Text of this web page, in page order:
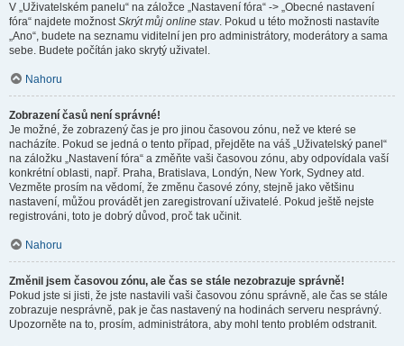
V „Uživatelském panelu“ na záložce „Nastavení fóra“ -> „Obecné nastavení
fóra“ najdete možnostSkrýt můj online stav. Pokud u této možnosti nastavíte
„Ano“, budete na seznamu viditelní jen pro administrátory, moderátory a sama
sebe. Budete počítán jako skrytý uživatel.
Nahoru
Zobrazení časů není správné!
Je možné, že zobrazený čas je pro jinou časovou zónu, než ve které se
nacházíte. Pokud se jedná o tento případ, přejděte na váš „Uživatelský panel“
na záložku „Nastavení fóra“ a změňte vaši časovou zónu, aby odpovídala vaší
konkrétní oblasti, např. Praha, Bratislava, Londýn, New York, Sydney atd.
Vezměte prosím na vědomí, že změnu časové zóny, stejně jako většinu
nastavení, můžou provádět jen zaregistrovaní uživatelé. Pokud ještě nejste
registrováni, toto je dobrý důvod, proč tak učinit.
Nahoru
Změnil jsem časovou zónu, ale čas se stále nezobrazuje správně!
Pokud jste si jisti, že jste nastavili vaši časovou zónu správně, ale čas se stále
zobrazuje nesprávně, pak je čas nastavený na hodinách serveru nesprávný.
Upozorněte na to, prosím, administrátora, aby mohl tento problém odstranit.